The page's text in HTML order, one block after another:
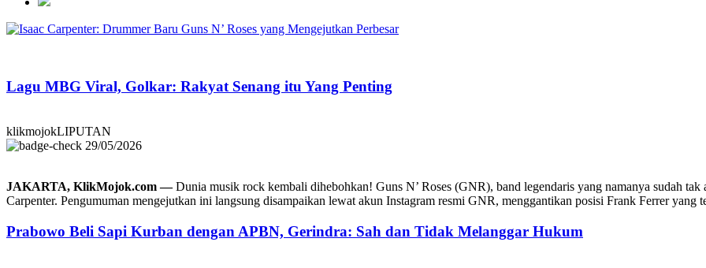
Perbesar
Lagu MBG Viral, Golkar: Rakyat Senang itu Yang Penting
klikmojokLIPUTAN
29/05/2026
JAKARTA, KlikMojok.com —Dunia musik rock kembali dihebohkan! Guns N’ Roses (GNR), band legendaris yang namanya sudah
Carpenter. Pengumuman mengejutkan ini langsung disampaikan lewat akun Instagram resmi GNR, menggantikan posisi Frank Ferrer yang
Prabowo Beli Sapi Kurban dengan APBN, Gerindra: Sah dan Tidak Melanggar Hukum